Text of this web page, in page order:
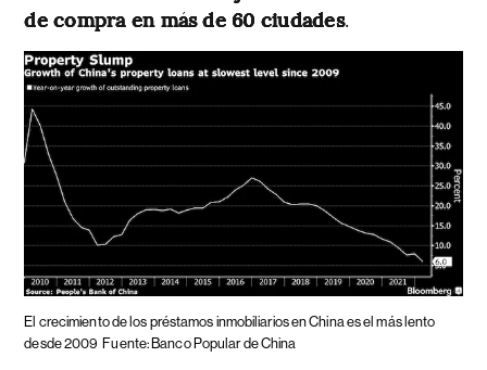
de compra en más de 60 ciudades.
El crecimiento de los préstamos inmobiliarios en China es el más lento
desde 2009 Fuente: Banco Popular de China